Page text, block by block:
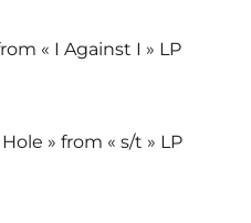
« I Against I » LP
» from « s/t » LP